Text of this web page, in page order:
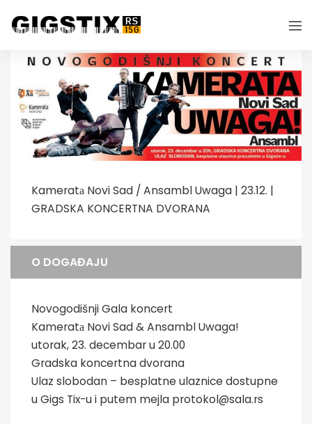
Kameratа Novi Sad / Ansambl Uwaga | 23.12. |
GRADSKA KONCERTNA DVORANA
O DOGAĐAJU
Novogodišnji Gala koncert
Kameratа Novi Sad & Ansambl Uwaga!
utorak, 23. decembar u 20.00
Gradska koncertna dvorana
Ulaz slobodan – besplatne ulaznice dostupne
u Gigs Tix-u i putem mejla protokol@sala.rs